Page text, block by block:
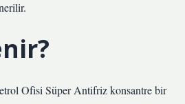
Ofisi Süper Antifriz konsantre bir